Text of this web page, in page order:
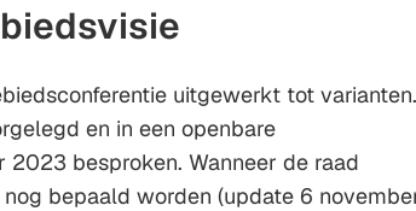
uitgewerkt tot varianten.
en in een openbare
besproken. Wanneer de raad
bepaald worden (update 6